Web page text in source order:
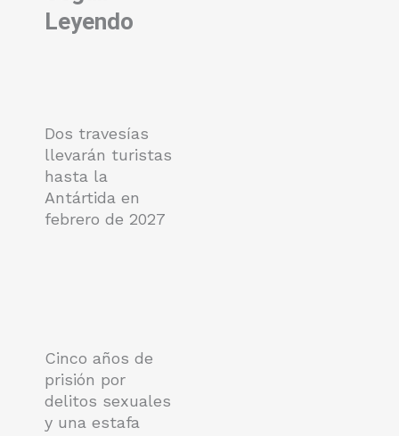
Leyendo
Dos travesías
llevarán turistas
hasta la
Antártida en
febrero de 2027
Cinco años de
prisión por
delitos sexuales
y una estafa